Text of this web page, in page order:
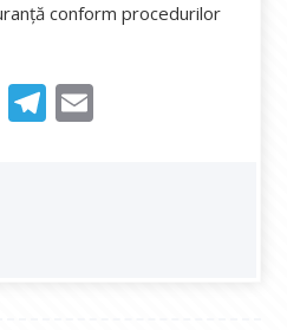
conform procedurilor
X T